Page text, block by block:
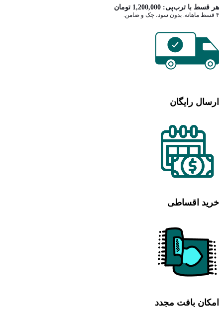
هر قسط با ترب‌پی: 1,200,000 تومان
۴ قسط ماهانه. بدون سود، چک و ضامن.
ارسال رایگان
خرید اقساطی
امکان بافت مجدد